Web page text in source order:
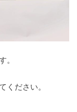
。
ください。